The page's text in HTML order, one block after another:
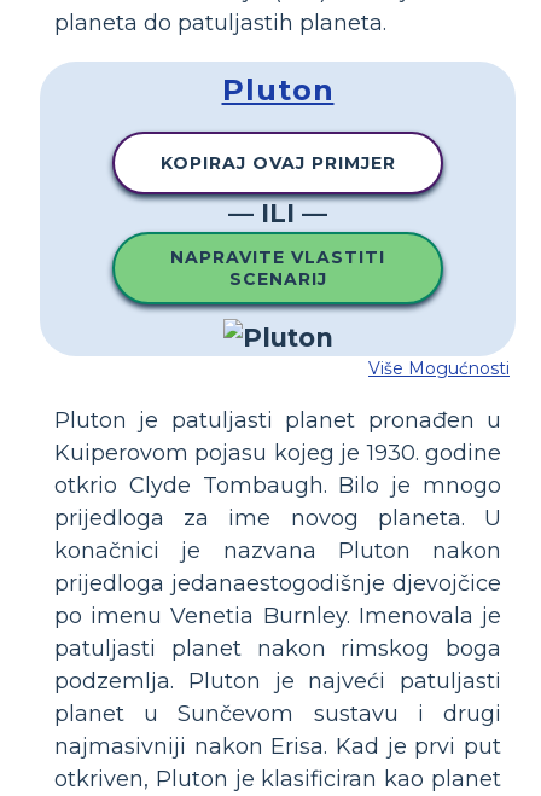
planeta do patuljastih planeta.
Pluton
KOPIRAJ OVAJ PRIMJER
— ILI —
NAPRAVITE VLASTITI
SCENARIJ
Više Mogućnosti
Pluton je patuljasti planet pronađen u
Kuiperovom pojasu kojeg je 1930. godine
otkrio Clyde Tombaugh. Bilo je mnogo
prijedloga za ime novog planeta. U
konačnici je nazvana Pluton nakon
prijedloga jedanaestogodišnje djevojčice
po imenu Venetia Burnley. Imenovala je
patuljasti planet nakon rimskog boga
podzemlja. Pluton je najveći patuljasti
planet u Sunčevom sustavu i drugi
najmasivniji nakon Erisa. Kad je prvi put
otkriven, Pluton je klasificiran kao planet